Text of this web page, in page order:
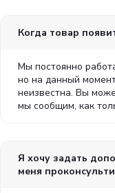
Когда товар
Мы постоянно
но на данный
неизвестна. Вы
мы сообщим, как
Я хочу задать
меня